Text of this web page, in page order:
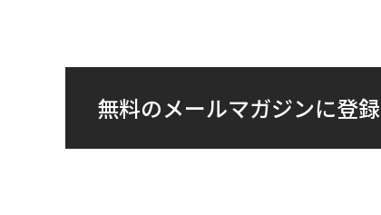
無料のメールマガジンに登録